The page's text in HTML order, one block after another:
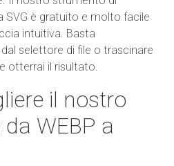
SVG è gratuito e molto facile
intuitiva. Basta
selettore di file o trascinare
otterrai il risultato.
il nostro
WEBP a